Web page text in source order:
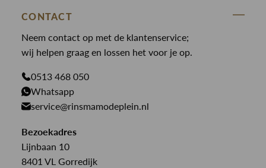
Paul en Shark
Genti
PME Legend
Butcher of Blue
Bekijk alle merken >
Blouses
Broeken
Gilets
Jassen
Jeans
Jumpsuits
Jurken
Rokken
Broeken
Colberts
Giftcards
Jassen
Overhemden
Truien
T-shirts
CONTACT
Neem contact op met de klantenservice;
wij helpen graag en lossen het voor je op.
0513 468 050
Whatsapp
service@rinsmamodeplein.nl
Bezoekadres
Lijnbaan 10
8401 VL Gorredijk